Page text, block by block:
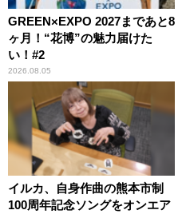
GREEN×EXPO 2027まであと8
ヶ月！“花博”の魅力届けた
い！#2
2026.08.05
イルカ、自身作曲の熊本市制
100周年記念ソングをオンエア